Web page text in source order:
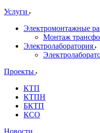
Услуги
Электромонтажные
Монтаж
Электролаборатория
Проекты
КТП
КТПН
БКТП
КСО
Новости